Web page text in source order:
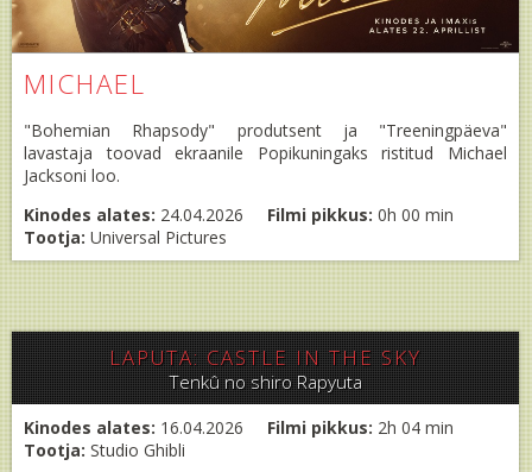
MICHAEL
"Bohemian Rhapsody" produtsent ja "Treeningpäeva"
lavastaja toovad ekraanile Popikuningaks ristitud Michael
Jacksoni loo.
Kinodes alates: 24.04.2026 Filmi pikkus: 0h 00 min
Tootja: Universal Pictures
LAPUTA: CASTLE IN THE SKY
Tenkû no shiro Rapyuta
Kinodes alates: 16.04.2026 Filmi pikkus: 2h 04 min
Tootja: Studio Ghibli